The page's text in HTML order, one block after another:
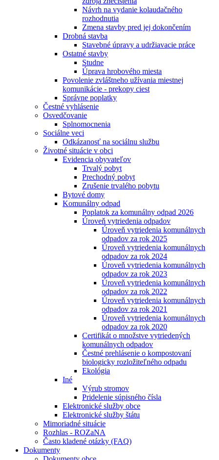
Návrh na vydanie kolaudačného
rozhodnutia
Zmena stavby pred jej dokončením
Drobná stavba
Stavebné úpravy a udržiavacie práce
Ostatné stavby
Studne
Úprava hrobového miesta
Povolenie zvláštneho užívania miestnej
komunikácie - prekopy ciest
Správne poplatky
Čestné vyhlásenie
Osvedčovanie
Splnomocnenia
Sociálne veci
Odkázanosť na sociálnu službu
Životné situácie v obci
Evidencia obyvateľov
Trvalý pobyt
Prechodný pobyt
Zrušenie trvalého pobytu
Bytové domy
Komunálny odpad
Poplatok za komunálny odpad 2026
Úroveň vytriedenia odpadov
Úroveň vytriedenia komunálnych
odpadov za rok 2025
Úroveň vytriedenia komunálnych
odpadov za rok 2024
Úroveň vytriedenia komunálnych
odpadov za rok 2023
Úroveň vytriedenia komunálnych
odpadov za rok 2022
Úroveň vytriedenia komunálnych
odpadov za rok 2021
Úroveň vytriedenia komunálnych
odpadov za rok 2020
Certifikát o množstve vytriedených
komunálnych odpadov
Čestné prehlásenie o kompostovaní
biologicky rozložiteľného odpadu
Ekológia
Iné
Výrub stromov
Pridelenie súpisného čísla
Elektronické služby obce
Elektronické služby štátu
Mimoriadné situácie
Rozhlas - ROZaNA
Často kladené otázky (FAQ)
Dokumenty